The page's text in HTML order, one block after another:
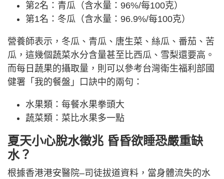
第2名：青瓜（含水量：96%/每100克）
第1名：冬瓜（含水量：96.9%/每100克）
營養師表示，冬瓜、青瓜、唐生菜、絲瓜、番茄、苦
瓜，這幾個蔬菜水分含量甚至比西瓜、雪梨還要高。
而每日蔬果的攝取量，則可以參考台灣衛生福利部國
健署「我的餐盤」口訣中的兩句：
水果類：每餐水果拳頭大
蔬菜類：菜比水果多一點
夏天小心脫水徵兆 昏昏欲睡恐嚴重缺
水？
根據香港港安醫院–司徒拔道資料，當身體流失的水